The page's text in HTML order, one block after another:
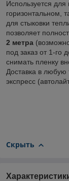
Используется
горизонтальном,
для стыковки
позволяет
2 метра
под заказ от 1-го
снимать пленку
Доставка в любую
экспресс
Скрыть